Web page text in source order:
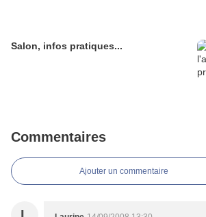
Salon, infos pratiques...
Commentaires
Ajouter un commentaire